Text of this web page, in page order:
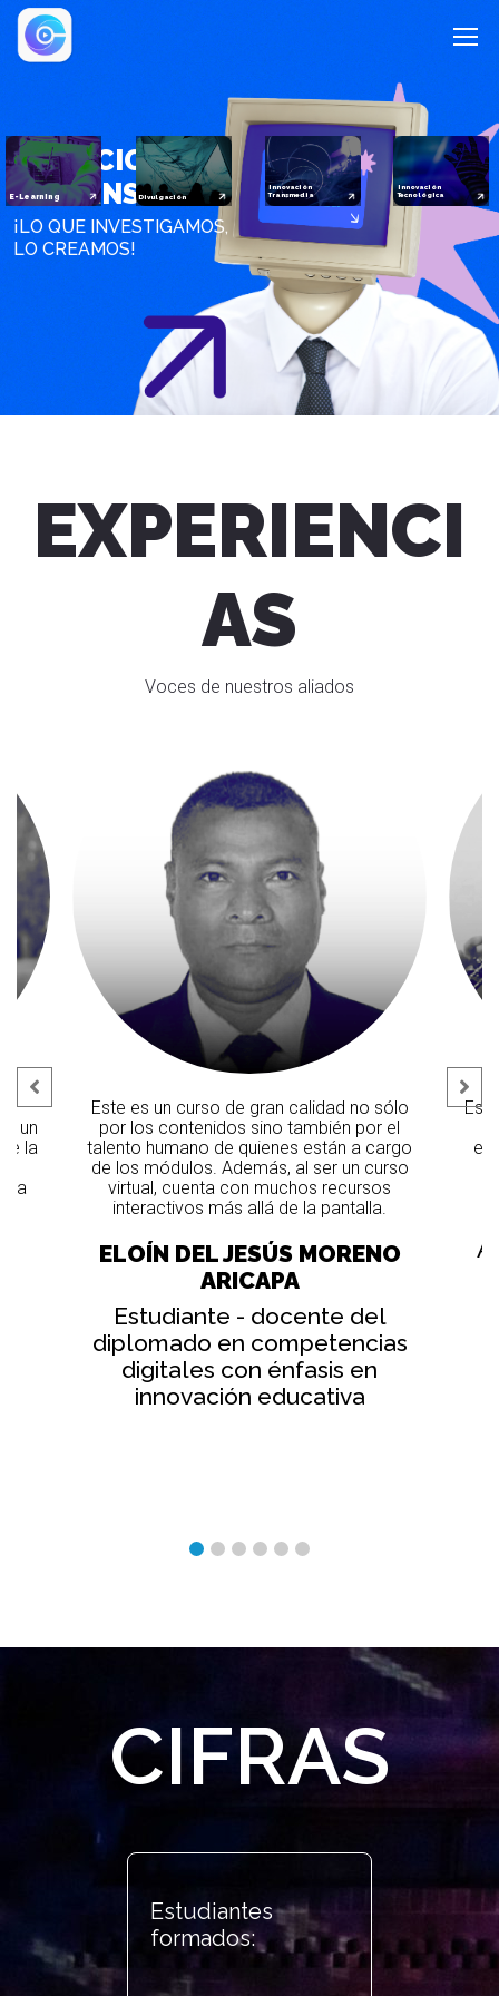
E-Learning Divulgación
Innovación
Transmedia
Innovación
Tecnológica
¡LO QUE INVESTIGAMOS,
LO CREAMOS!
SERVICIOS
C-TRANSMEDIA
EXPERIENCI
AS
Voces de nuestros aliados
un
la
la
Este es un curso de gran calidad no sólo
por los contenidos sino también por el
talento humano de quienes están a cargo
de los módulos. Además, al ser un curso
virtual, cuenta con muchos recursos
interactivos más allá de la pantalla.
ELOÍN DEL JESÚS MORENO
ARICAPA
Estudiante - docente del
diplomado en competencias
digitales con énfasis en
innovación educativa
CIFRAS
Estudiantes
formados: